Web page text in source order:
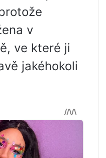
v
ve které ji
jakéhokoli